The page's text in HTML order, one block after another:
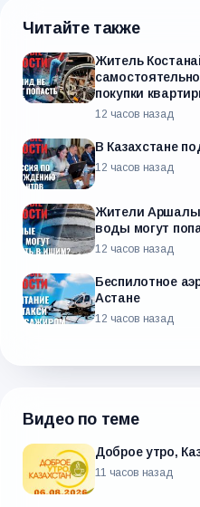
Читайте также
Житель
покупки
12 часов назад
В Казахстане
12 часов назад
Жители Аршалы
воды могут
12 часов назад
Беспилотное
Астане
12 часов назад
Видео по теме
Доброе утро,
11 часов назад